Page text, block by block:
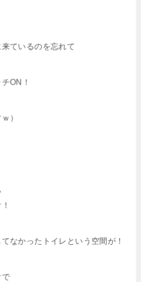
ているのを忘れて
ON！
）
なかったトイレという空間が！
で